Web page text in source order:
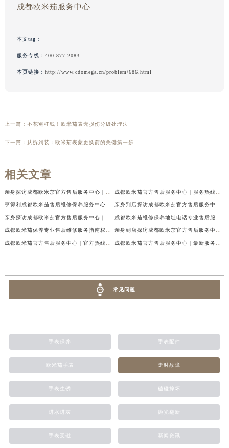
成都欧米茄服务中心
本文tag：
服务专线： 400-877-2083
本页链接： http://www.cdomega.cn/problem/686.html
上一篇： 不花冤枉钱！欧米茄表壳损伤分级处理法
下一篇： 从拆到装：欧米茄表蒙更换前的关键第一步
相关文章
常见问题
手表保养 手表配件
欧米茄手表 走时故障
手表生锈 磕碰摔坏
进水进灰 抛光翻新
手表受磁 新闻资讯